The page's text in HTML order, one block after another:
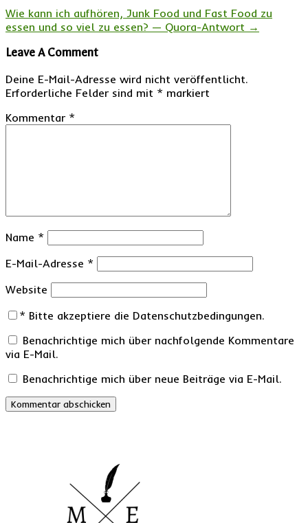
Wie kann ich aufhören, Junk Food und Fast Food zu
essen und so viel zu essen? — Quora-Antwort →
Leave A Comment
Deine E-Mail-Adresse wird nicht veröffentlicht.
Erforderliche Felder sind mit * markiert
Kommentar *
Name *
E-Mail-Adresse *
Website
* Bitte akzeptiere die Datenschutzbedingungen.
Benachrichtige mich über nachfolgende Kommentare
via E-Mail.
Benachrichtige mich über neue Beiträge via E-Mail.